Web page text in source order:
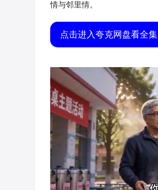
情与邻里情。
点击进入夸克网盘看全集